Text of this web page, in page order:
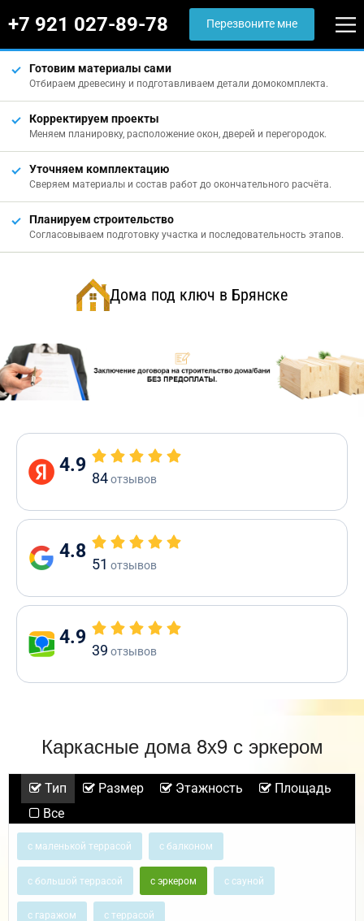
+7 921 027-89-78 Перезвоните мне
Готовим материалы сами
Отбираем древесину и подготавливаем детали домокомплекта.
Корректируем проекты
Меняем планировку, расположение окон, дверей и перегородок.
Уточняем комплектацию
Сверяем материалы и состав работ до окончательного расчёта.
Планируем строительство
Согласовываем подготовку участка и последовательность этапов.
Дома под ключ в Брянске
4.9
84отзывов
4.8
51 отзывов
4.9
39 отзывов
Каркасные дома 8х9 с эркером
Тип Размер Этажность
Площадь
Все
с маленькой террасой с балконом
с большой террасой с эркером с сауной
с гаражом с террасой